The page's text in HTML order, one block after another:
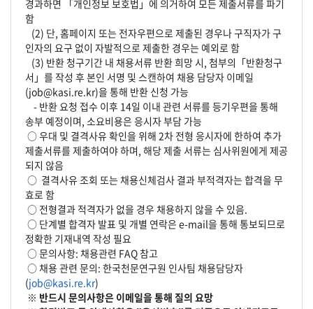
경과하면 「개인정보 보호법」에 의거하여 모든 제출서류를 파기
함
(2) 단, 홈페이지 또는 전자우편으로 제출된 경우나 구직자가 구
인자의 요구 없이 자발적으로 제출한 경우는 예외로 함
(3) 반환 청구기간 내 채용서류 반환 희망 시, 첨부의「반환청구
서」를 작성 후 본인 서명 및 스캔하여 채용 담당자 이메일
(job@kasi.re.kr)을 통해 반환 신청 가능
- 반환 요청 접수 이후 14일 이내 관련 서류를 등기우편을 통해
송부 예정이며, 소요비용은 응시자 부담 가능
○ 우대 및 결격사유 확인을 위해 2차 전형 응시자에 한하여 추가
제출서류를 제출하여야 하며, 해당 제출 서류는 심사위원에게 제공
되지 않음
○ 결격사유 조회 또는 채용신체검사 결과 부적격자는 합격을 무
효로 함
○ 전형결과 적격자가 없을 경우 채용하지 않을 수 있음.
○ 단계별 합격자 발표 및 개별 연락은 e-mail을 통해 통보되므로
정확한 기재내역 작성 필요
○ 문의사항: 채용관련 FAQ 참고
○ 채용 관련 문의: 한국천문연구원 인사팀 채용담당자
(job@kasi.re.kr)
※ 반드시 문의사항은 이메일을 통해 질의 요망